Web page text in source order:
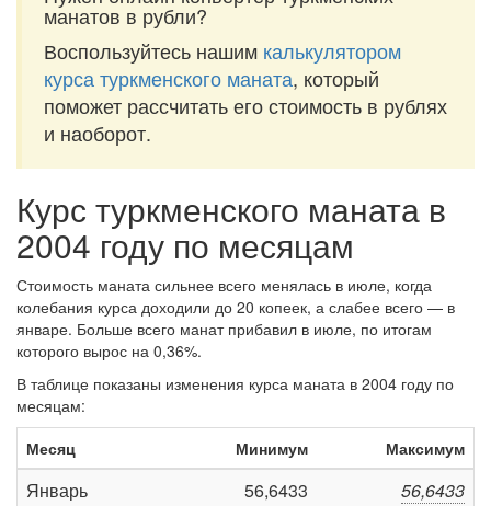
манатов в рубли?
Воспользуйтесь нашим калькулятором
курса туркменского маната, который
поможет рассчитать его стоимость в рублях
и наоборот.
Курс туркменского маната в
2004 году по месяцам
Стоимость маната сильнее всего менялась в июле, когда
колебания курса доходили до 20 копеек, а слабее всего — в
январе. Больше всего манат прибавил в июле, по итогам
которого вырос на 0,36%.
В таблице показаны изменения курса маната в 2004 году по
месяцам:
Месяц
Минимум Максимум
Январь 56,6433
56,6433